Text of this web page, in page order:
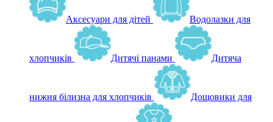
Аксесуари для дітей Водолазки для
хлопчиків Дитячі панами Дитяча
нижня білизна для хлопчиків Дощовики для